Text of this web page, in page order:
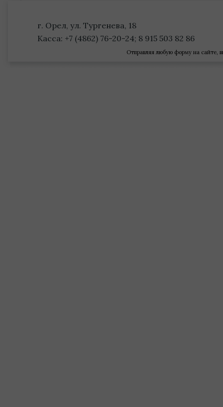
г. Орел, ул. Тургенева, 18
Касса: +7 (4862) 76-20-24; 8 915 503 82 86
Отправляя любую форму на сайте,